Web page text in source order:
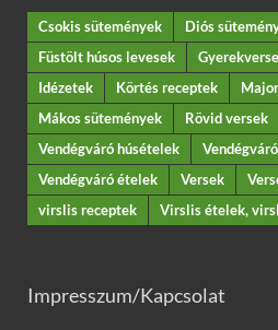
Csokis sütemények
Diós
Füstölt húsos levesek
Idézetek
Körtés receptek
Mákos sütemények
Rövid versek
Vendégváró húsételek
Vendégváró ételek
Versek
virslis receptek
Virslis ételek,
Impresszum/Kapcsolat